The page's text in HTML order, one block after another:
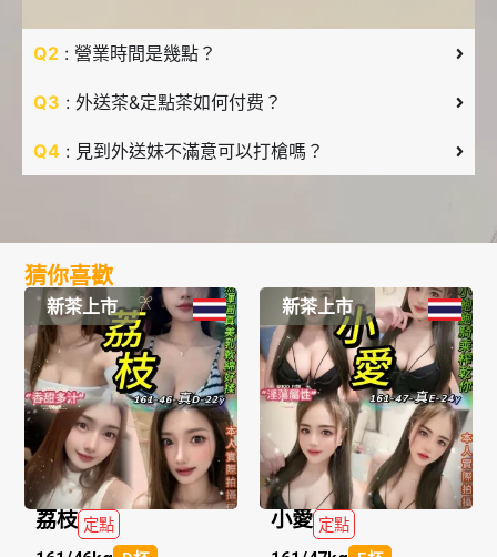
Q2 : 營業時間是幾點？
Q3 : 外送茶&定點茶如何付费？
Q4 : 見到外送妹不滿意可以打槍嗎？
猜你喜歡
新茶上市
荔枝 定點
新茶上市
小愛 定點